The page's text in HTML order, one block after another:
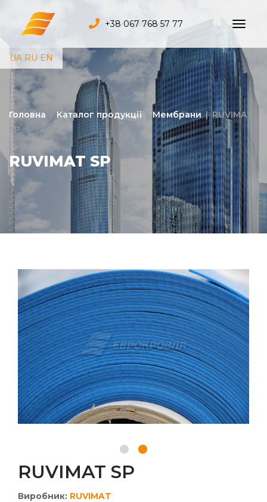
+38 067 768 57 77
UA RU EN
Головна Каталог продукції Мембрани | RUVIMAT
SP
RUVIMAT SP
RUVIMAT SP
Виробник: RUVIMAT